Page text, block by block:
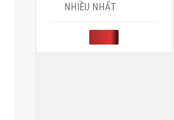
NHIỀU NHẤT